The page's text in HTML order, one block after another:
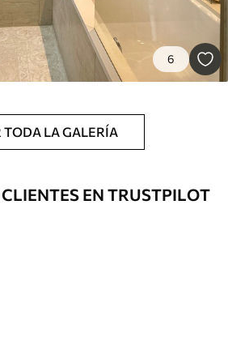
6
TODA LA GALERÍA
EN TRUSTPILOT